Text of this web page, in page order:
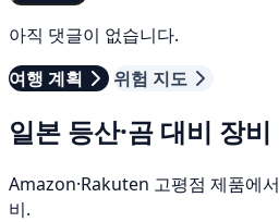
아직 댓글이 없습니다.
여행 계획
위험 지도
일본 등산·곰 대비 장비
Amazon·Rakuten 고평점 제품에
비.